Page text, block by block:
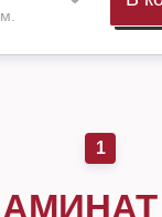
1